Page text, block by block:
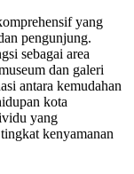
yang
pengunjung.
sebagai area
dan galeri
antara kemudahan
kota
yang
kenyamanan